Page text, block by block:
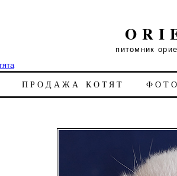
питомник
ПРОДАЖА КОТЯТ